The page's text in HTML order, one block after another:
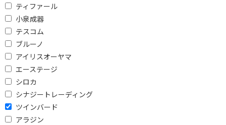
ティファール
小泉成器
テスコム
ブルーノ
アイリスオーヤマ
エーステージ
シロカ
シナジートレーディング
ツインバード
アラジン
価格で絞り込む
便利&快適機能で絞り込む
焼き色調節
加熱方式で絞り込む